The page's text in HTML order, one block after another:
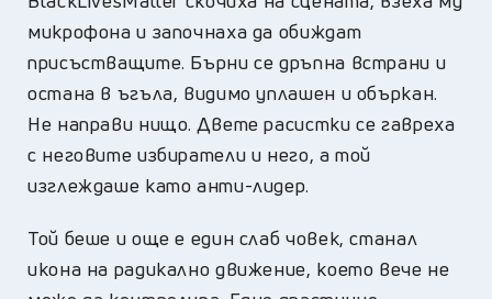
микрофона и започнаха да обиждат
присъстващите. Бърни се дръпна встрани и
остана в ъгъла, видимо уплашен и объркан.
Не направи нищо. Двете расистки се гавреха
с неговите избиратели и него, а той
изглеждаше като анти-лидер.
Той беше и още е един слаб човек, станал
икона на радикално движение, което вече не